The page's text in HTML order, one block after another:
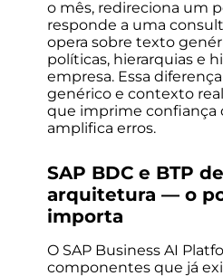
o mês, redireciona um
responde a uma
opera sobre texto
políticas, hierarquias e
empresa. Essa
genérico e contexto
que imprime confiança
amplifica erros.
SAP BDC e BTP
arquitetura — o
importa
O SAP Business AI
componentes que já